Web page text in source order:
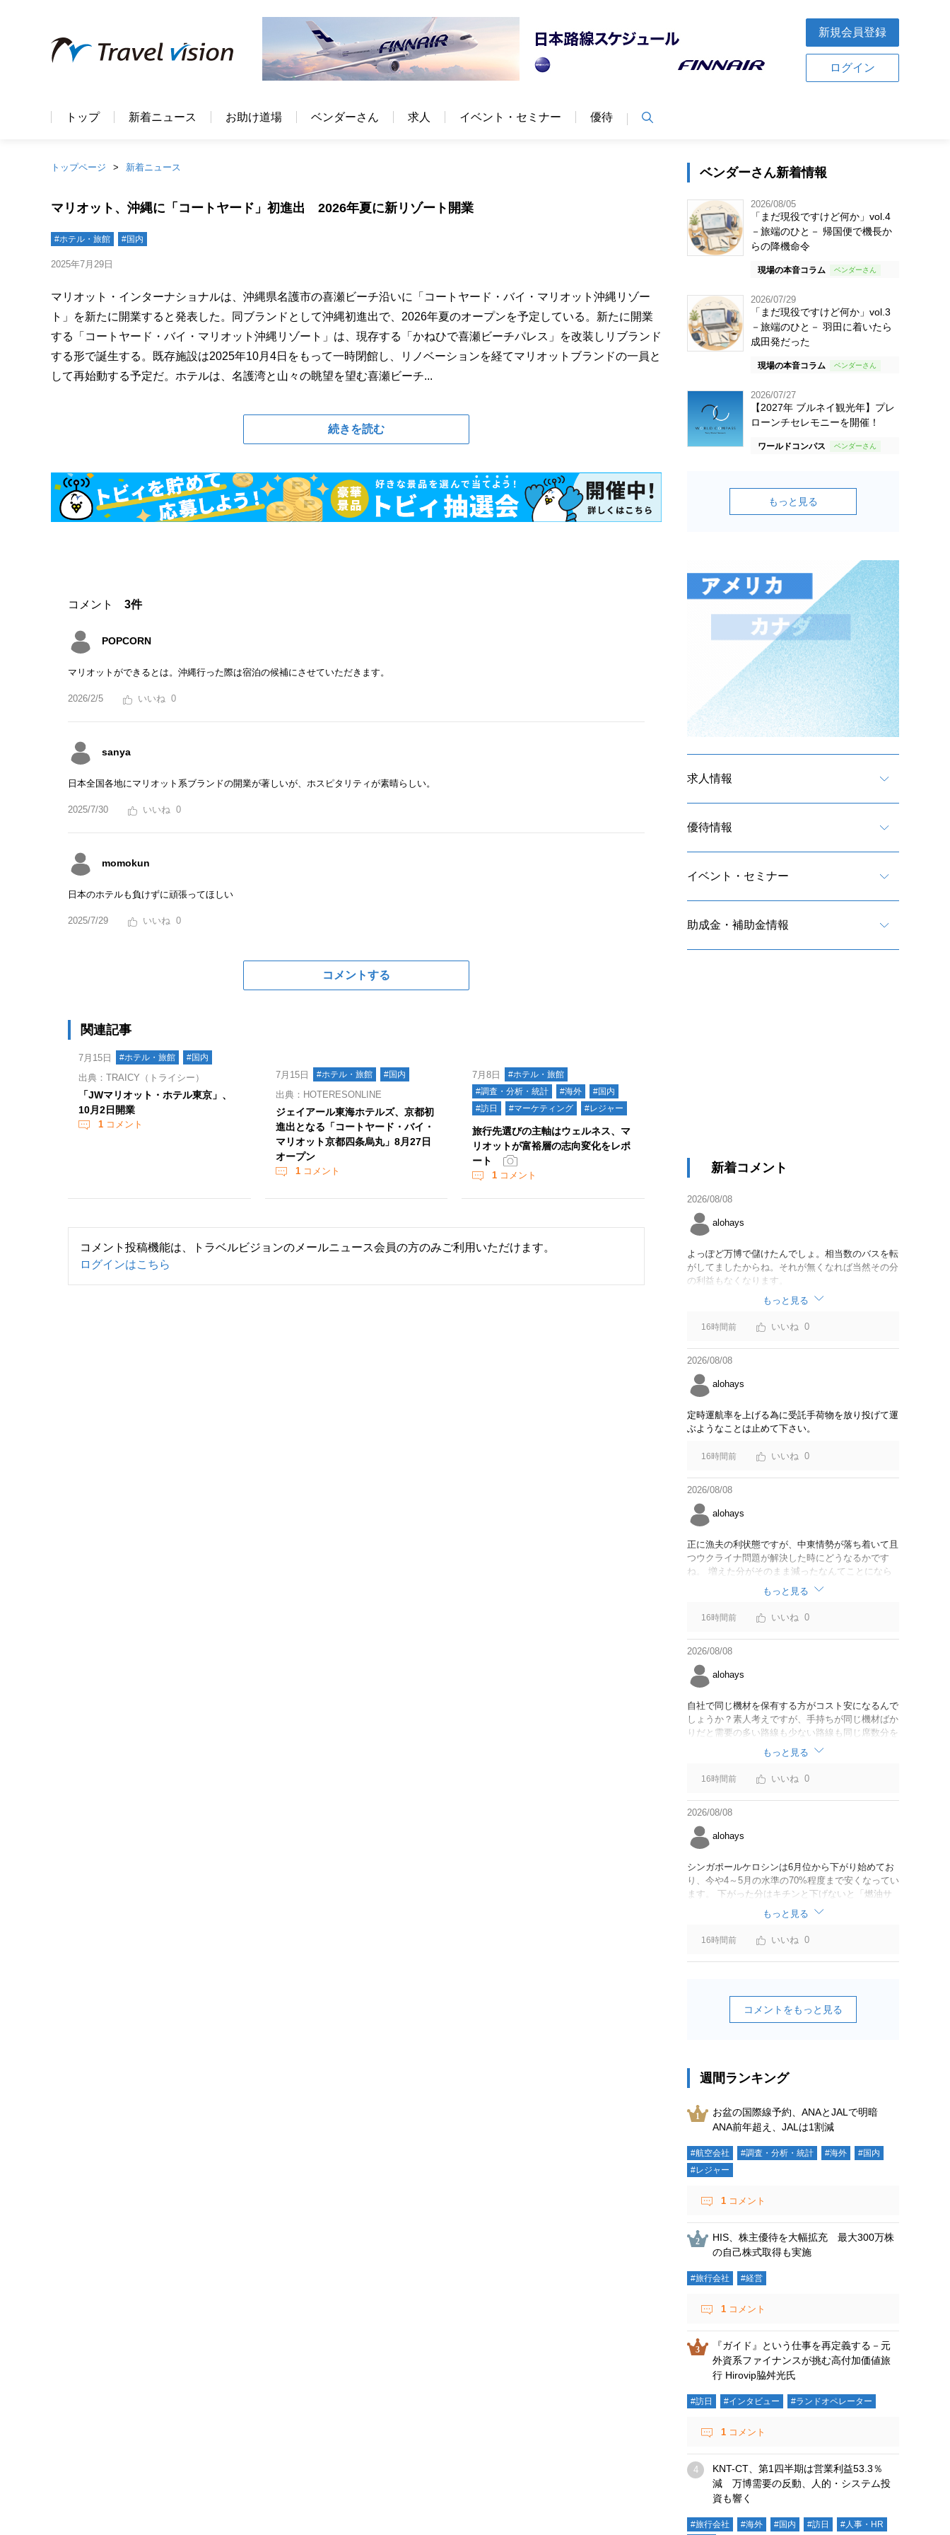
新規会員登録
ログイン
トップ 新着ニュース お助け道場 ベンダーさん 求人 イベント・セミナー 優待
トップページ 新着ニュース
マリオット、沖縄に「コートヤード」初進出 2026年夏に新リゾート開業
#ホテル・旅館 #国内
2025年7月29日
マリオット・インターナショナルは、沖縄県名護市の喜瀬ビーチ沿いに「コートヤード・バイ・マリオット沖縄リゾー
ト」を新たに開業すると発表した。同ブランドとして沖縄初進出で、2026年夏のオープンを予定している。新たに開業
する「コートヤード・バイ・マリオット沖縄リゾート」は、現存する「かねひで喜瀬ビーチパレス」を改装しリブランド
する形で誕生する。既存施設は2025年10月4日をもって一時閉館し、リノベーションを経てマリオットブランドの一員と
して再始動する予定だ。ホテルは、名護湾と山々の眺望を望む喜瀬ビーチ...
続きを読む
コメント 3件
POPCORN
マリオットができるとは。沖縄行った際は宿泊の候補にさせていただきます。
2026/2/5 0
sanya
日本全国各地にマリオット系ブランドの開業が著しいが、ホスピタリティが素晴らしい。
2025/7/30 0
momokun
日本のホテルも負けずに頑張ってほしい
2025/7/29 0
コメントする
関連記事
7月15日 #ホテル・旅館 #国内
出典：TRAICY（トライシー）
「JWマリオット・ホテル東京」、
10月2日開業
1 コメント
7月15日 #ホテル・旅館 #国内
出典：HOTERESONLINE
ジェイアール東海ホテルズ、京都初
進出となる「コートヤード・バイ・
マリオット京都四条烏丸」8月27日
オープン
1コメント
7月8日
#ホテル・旅館
#調査・分析・統計
#海外
#国内
#訪日
#マーケティング #レジャー
旅行先選びの主軸はウェルネス、マ
リオットが富裕層の志向変化をレポ
ート
1 コメント
コメント投稿機能は、トラベルビジョンのメールニュース会員の方のみご利用いただけます。
ログインはこちら
ベンダーさん新着情報
2026/08/05
「まだ現役ですけど何か」vol.4
－旅端のひと－ 帰国便で機長か
らの降機命令
現場の本音コラム
2026/07/29
「まだ現役ですけど何か」vol.3
－旅端のひと－ 羽田に着いたら
成田発だった
現場の本音コラム
2026/07/27
【2027年 ブルネイ観光年】プレ
ローンチセレモニーを開催！
ワールドコンパス
もっと見る
求人情報
優待情報
イベント・セミナー
助成金・補助金情報
新着コメント
2026/08/08
alohays
よっぽど万博で儲けたんでしょ。相当数のバスを転
がしてましたからね。それが無くなれば当然その分
の利益もなくなります。
もっと見る
16時間前 0
2026/08/08
alohays
定時運航率を上げる為に受託手荷物を放り投げて運
ぶようなことは止めて下さい。
16時間前 0
2026/08/08
alohays
正に漁夫の利状態ですが、中東情勢が落ち着いて且
つウクライナ問題が解決した時にどうなるかです
ね。 増えた分がそのまま減ったなんてことになら
なければいいですが。
もっと見る
16時間前 0
2026/08/08
alohays
自社で同じ機材を保有する方がコスト安になるんで
しょうか？素人考えですが、手持ちが同じ機材ばか
りだと需要の多い路線も少ない路線も同じ席数分を
供給することになるので、需要が多い路線には大型
機材を当て、少ない路線には小型機材を当てるな
ど、席数を調整するにはリース契約の方が対応しや
すいと思いました。
もっと見る
16時間前 0
2026/08/08
alohays
シンガポールケロシンは6月位から下がり始めてお
り、今や4～5月の水準の70%程度まで安くなってい
ます。 下がった分はキチンと下げないと「燃油サ
ーチャージ＝利益」と判断されますよ。
もっと見る
16時間前 0
コメントをもっと見る
週間ランキング
お盆の国際線予約、ANAとJALで明暗
ANA前年超え、JALは1割減
#航空会社 #調査・分析・統計 #海外
#国内
#レジャー
1 コメント
HIS、株主優待を大幅拡充 最大300万株
の自己株式取得も実施
#旅行会社 #経営
1 コメント
『ガイド』という仕事を再定義する－元
外資系ファイナンスが挑む高付加価値旅
行 Hirovip脇舛光氏
#訪日 #インタビュー #ランドオペレーター
1 コメント
KNT-CT、第1四半期は営業利益53.3％
減 万博需要の反動、人的・システム投
資も響く
#旅行会社 #海外 #国内 #訪日 #人事・HR